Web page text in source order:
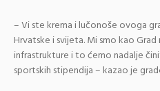
– Vi ste krema i lučonoše ovoga
Hrvatske i svijeta. Mi smo kao
infrastrukture i to ćemo nadalje
sportskih stipendija – kazao je